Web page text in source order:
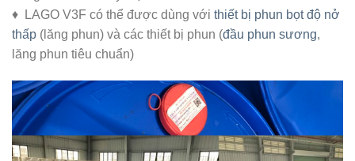
♦ LAGO V3F có thể được dùng với thiết bị phun bọt độ nở
thấp (lăng phun) và các thiết bị phun (đầu phun sương,
lăng phun tiêu chuẩn)